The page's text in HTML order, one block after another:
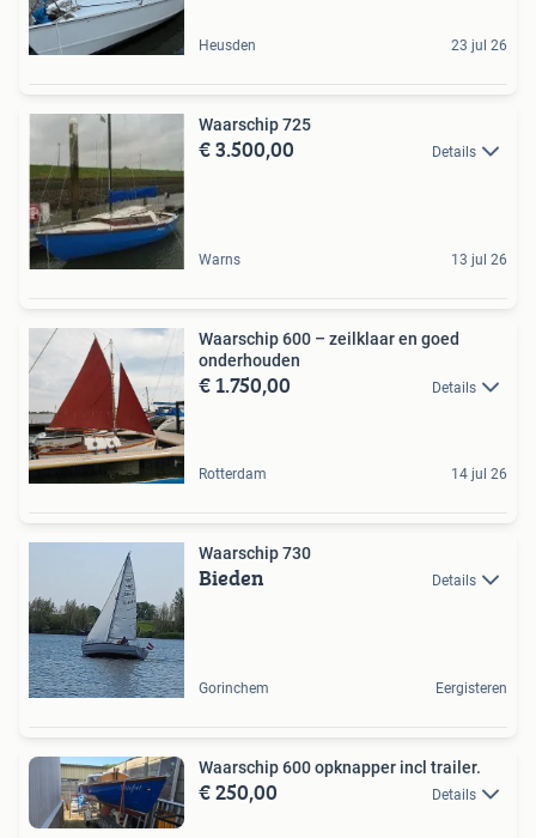
Heusden 23 jul 26
Waarschip 725
€ 3.500,00 Details
Warns 13 jul 26
Waarschip 600 – zeilklaar en goed
onderhouden
€ 1.750,00 Details
Rotterdam 14 jul 26
Waarschip 730
Bieden Details
Gorinchem Eergisteren
Waarschip 600 opknapper incl trailer.
€ 250,00 Details